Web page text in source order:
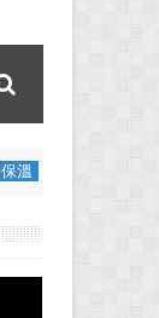
330ML 不銹鋼帶手